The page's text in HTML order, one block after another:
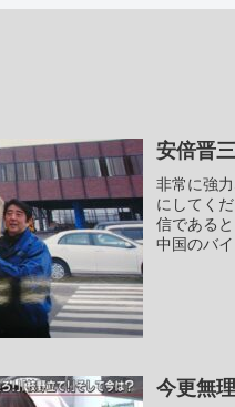
安倍晋
非常に強
にしてく
信である
中国のバ
今更無